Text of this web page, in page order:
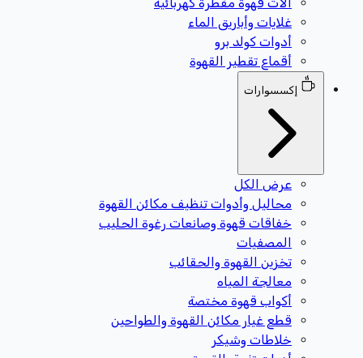
غلايات وأباريق الماء
أدوات كولد برو
أقماع تقطير القهوة
إكسسوارات
عرض الكل
محاليل وأدوات تنظيف مكائن القهوة
خفاقات قهوة وصانعات رغوة الحليب
المصفيات
تخزين القهوة والحقائب
معالجة المياه
أكواب قهوة مختصة
قطع غيار مكائن القهوة والطواحين
خلاطات وشيكر